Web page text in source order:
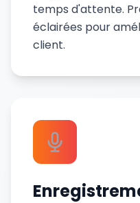
temps d'attente.
éclairées pour
client.